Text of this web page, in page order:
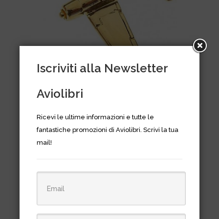
Spilla Clivedon/Aviation
€9,00 -€11,00Fascia
di
Questo
opzioni
del
prodotto
Iscriviti alla Newsletter
Aviolibri
Ricevi le ultime informazioni e tutte le
fantastiche promozioni di Aviolibri. Scrivi la tua
mail!